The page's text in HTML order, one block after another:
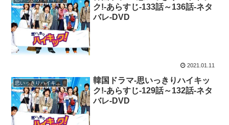
ク!-あらすじ-133話～136話-ネタ
バレ-DVD
2021.01.11
思いっきりハイキック！
韓国ドラマ-思いっきりハイキッ
ク!-あらすじ-129話～132話-ネタ
バレ-DVD